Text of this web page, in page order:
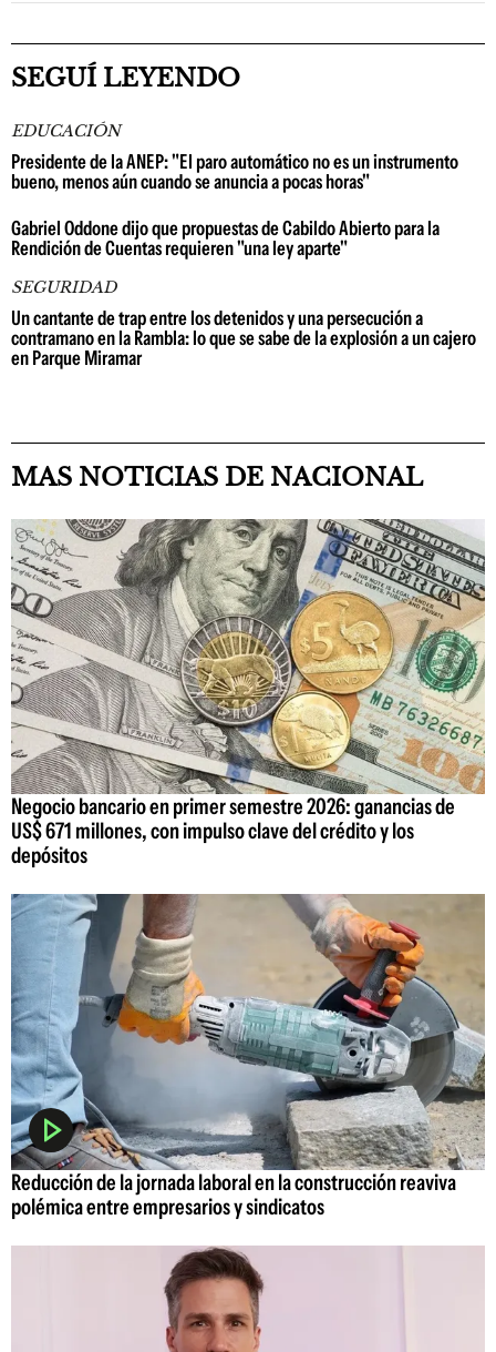
SEGUÍ LEYENDO
EDUCACIÓN
Presidente de la ANEP: "El paro automático no es un instrumento
bueno, menos aún cuando se anuncia a pocas horas"
Gabriel Oddone dijo que propuestas de Cabildo Abierto para la
Rendición de Cuentas requieren "una ley aparte"
SEGURIDAD
Un cantante de trap entre los detenidos y una persecución a
contramano en la Rambla: lo que se sabe de la explosión a un cajero
en Parque Miramar
MAS NOTICIAS DE NACIONAL
Negocio bancario en primer semestre 2026: ganancias de
US$ 671 millones, con impulso clave del crédito y los
depósitos
Reducción de la jornada laboral en la construcción reaviva
polémica entre empresarios y sindicatos